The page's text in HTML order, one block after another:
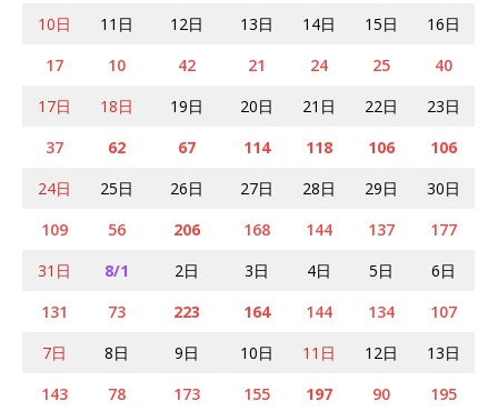
10日
11日 12日 13日 14日 15日
16日
17
10 42 21 24 25
40
17日
18日 19日 20日 21日 22日
23日
37
62 67 114 118 106
106
24日
25日 26日 27日 28日 29日
30日
109
56 206 168 144 137
177
31日
8/1 2日 3日 4日 5日
6日
131
73 223 164 144 134
107
7日
8日 9日 10日 11日 12日
13日
143
78 173 155 197 90
195